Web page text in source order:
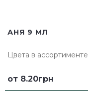
АНЯ 9 МЛ
Цвета в ассортименте
от 8.20грн